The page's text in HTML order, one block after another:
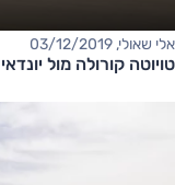
אלי שאולי, 03/12/2019
טויוטה קורולה מול